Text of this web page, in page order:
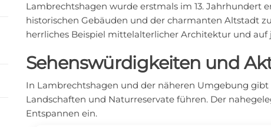
Lambrechtshagen wurde erstmals im 13. Jahrhundert
historischen Gebäuden und der charmanten Altstadt
herrliches Beispiel mittelalterlicher Architektur und auf
Sehenswürdigkeiten und
In Lambrechtshagen und der näheren Umgebung
Landschaften und Naturreservate führen. Der
Entspannen ein.